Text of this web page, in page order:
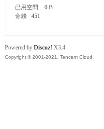
已用空間
0 B
金錢
451
Powered by Discuz! X3.4
Copyright © 2001-2021, Tencent Cloud.